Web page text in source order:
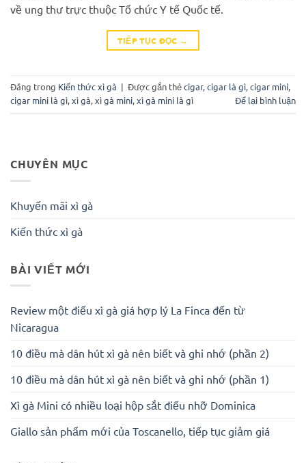
về ung thư trực thuộc Tổ chức Y tế Quốc tế.
TIẾP TỤC ĐỌC →
Đăng trong Kiến thức xì gà | Được gắn thẻcigar,cigar là gì,cigar mini,
cigar mini là gì,xì gà,xì gà mini,xì gà mini là gì Để lại bình luận
CHUYÊN MỤC
Khuyến mãi xì gà
Kiến thức xì gà
BÀI VIẾT MỚI
Review một điếu xì gà giá hợp lý La Finca đến từ
Nicaragua
10 điều mà dân hút xì gà nên biết và ghi nhớ (phần 2)
10 điều mà dân hút xì gà nên biết và ghi nhớ (phần 1)
Xì gà Mini có nhiều loại hộp sắt điếu nhỡ Dominica
Giallo sản phẩm mới của Toscanello, tiếp tục giảm giá